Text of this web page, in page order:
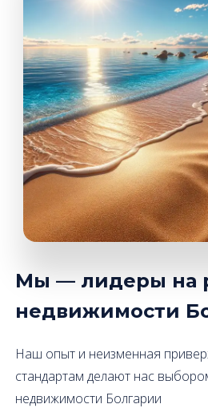
Мы — лидеры на
недвижимости
Наш опыт и неизменная
стандартам делают нас
недвижимости Болгарии